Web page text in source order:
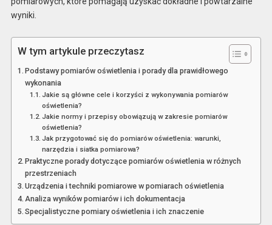
wyniki.
W tym artykule przeczytasz
Podstawy pomiarów oświetlenia i porady dla prawidłowego
wykonania
Jakie są główne cele i korzyści z wykonywania pomiarów
oświetlenia?
Jakie normy i przepisy obowiązują w zakresie pomiarów
oświetlenia?
Jak przygotować się do pomiarów oświetlenia: warunki,
narzędzia i siatka pomiarowa?
Praktyczne porady dotyczące pomiarów oświetlenia w różnych
przestrzeniach
Urządzenia i techniki pomiarowe w pomiarach oświetlenia
Analiza wyników pomiarów i ich dokumentacja
Specjalistyczne pomiary oświetlenia i ich znaczenie